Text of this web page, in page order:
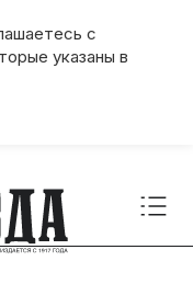
с
указаны в